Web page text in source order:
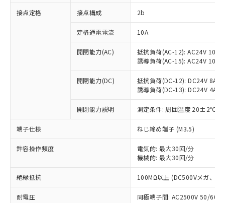
接点定格 接点構成 2b
定格通電電流 10A
開閉能力(AC)
抵抗負荷(AC-12): AC24V 10A/
誘導負荷(AC-15): AC24V
開閉能力(DC)
抵抗負荷(DC-12): DC24V 8A/
誘導負荷(DC-13): DC24V 4A/
開閉能力説明 測定条件: 周囲温度 20±2℃、
端子仕様 ねじ締め端子 (M3.5)
許容操作頻度
電気的: 最大30回/分
機械的: 最大30回/分
絶縁抵抗 100MΩ以上 (DC500Vメガ、点
耐電圧
同極端子間: AC2500V 50/
ご利用条件
以下の条件をお読みいただき、同意のうえ
本サービスは、当社制御機器事業取扱
商品の当社在庫状況および標準価格
(税抜)を提供させていただくもので
当社制御機器事業取扱商品の中には、
本サービスの対象外となる商品もある
ことをご了承ください。
在庫状況および標準価格照会結果は、
記載している更新日時点での社内デー
タに基づき作成されるものであり、閲
覧された時点での実際の在庫および標
準価格とは異なる場合があることをご
対応予定：EU RoHS指令（10物質）の非含
有に対応した製品に切り替える予定のある
対応予定なし：EU RoHS指令（10物質）の
非含有に非対応の商品で、対応品を出す予
調査・確認中：EU RoHS指令（10物質）の
非含有の対応状況を調査中または確認中の
非該当品：ライセンス料など無形物で、有
害物質有無と関係のない商品です。
仕入先様の事情により、非含有部品として
いたものが、含有品と判明した場合などや
むを得ず変更することがあります。
*EU RoHS指令（10物質）：
鉛(Pb) 1000ppm以下、 水銀(Hg) 1000ppm以下、 カド
六価クロム(Cr(Ⅵ)) 1000ppm以下、ポリ臭化ビフェニル
※1 中国RoHS○×表
「○」：最大均質材料含有率が中国RoHSの
基準値以下であることを示します。
「×」：最大均質材料含有率が中国RoHSの
基準値を超えていることを示します。
「－」：未確認です。当社販売部門へお問
*中国RoHS10物質の基準値 (GB/T26572)：
当社は、これら貴社製品のうち、外国
為替および外国貿易法に定める商品
（以下｢規制貨物等」という）を輸出
または国外への提供する場合は、日本
国政府の輸出許可(または役務取引許
可)を取得するなどの必要な手続きを